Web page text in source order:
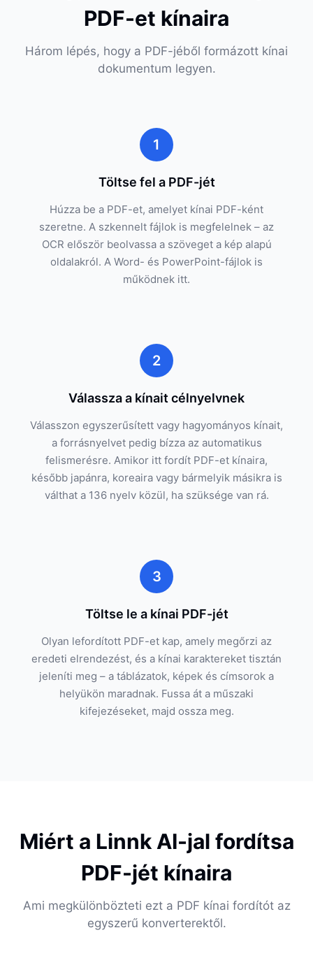
PDF-et kínaira
Három lépés, hogy a PDF-jéből formázott kínai
dokumentum legyen.
1
Töltse fel a PDF-jét
Húzza be a PDF-et, amelyet kínai PDF-ként
szeretne. A szkennelt fájlok is megfelelnek – az
OCR először beolvassa a szöveget a kép alapú
oldalakról. A Word- és PowerPoint-fájlok is
működnek itt.
2
Válassza a kínait célnyelvnek
Válasszon egyszerűsített vagy hagyományos kínait,
a forrásnyelvet pedig bízza az automatikus
felismerésre. Amikor itt fordít PDF-et kínaira,
később japánra, koreaira vagy bármelyik másikra is
válthat a 136 nyelv közül, ha szüksége van rá.
3
Töltse le a kínai PDF-jét
Olyan lefordított PDF-et kap, amely megőrzi az
eredeti elrendezést, és a kínai karaktereket tisztán
jeleníti meg – a táblázatok, képek és címsorok a
helyükön maradnak. Fussa át a műszaki
kifejezéseket, majd ossza meg.
Miért a Linnk AI-jal fordítsa
PDF-jét kínaira
Ami megkülönbözteti ezt a PDF kínai fordítót az
egyszerű konverterektől.